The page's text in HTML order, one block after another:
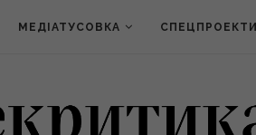
МЕДІАТУСОВКА СПЕЦПРОЕКТИ